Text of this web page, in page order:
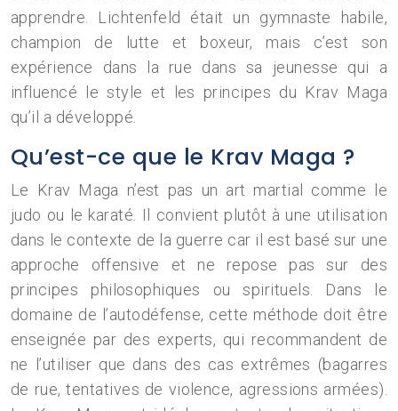
apprendre. Lichtenfeld était un gymnaste habile,
champion de lutte et boxeur, mais c’est son
expérience dans la rue dans sa jeunesse qui a
influencé le style et les principes du Krav Maga
qu’il a développé.
Qu’est-ce que le Krav Maga ?
Le Krav Maga n’est pas un art martial comme le
judo ou le karaté. Il convient plutôt à une utilisation
dans le contexte de la guerre car il est basé sur une
approche offensive et ne repose pas sur des
principes philosophiques ou spirituels. Dans le
domaine de l’autodéfense, cette méthode doit être
enseignée par des experts, qui recommandent de
ne l’utiliser que dans des cas extrêmes (bagarres
de rue, tentatives de violence, agressions armées).